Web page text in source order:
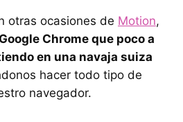
otras ocasiones de Motion,
Chrome que poco a
en una navaja suiza
hacer todo tipo de
navegador.